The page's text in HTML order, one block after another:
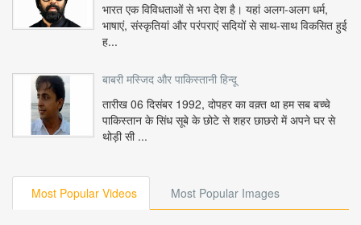
भारत एक विविधताओं से भरा देश है। यहां अलग-अलग धर्म,
भाषाएं, संस्कृतियां और परंपराएं सदियों से साथ-साथ विकसित हुई
ह...
बाबरी मस्जिद और पाकिस्तानी हिन्दू
तारीख 06 दिसंबर 1992, दोपहर का वक़्त था हम सब बच्चे
पाकिस्तान के सिंध सूबे के छोटे से शहर छाछरो में अपने घर से
थोड़ी सी ...
Most Popular Videos Most Popular Images